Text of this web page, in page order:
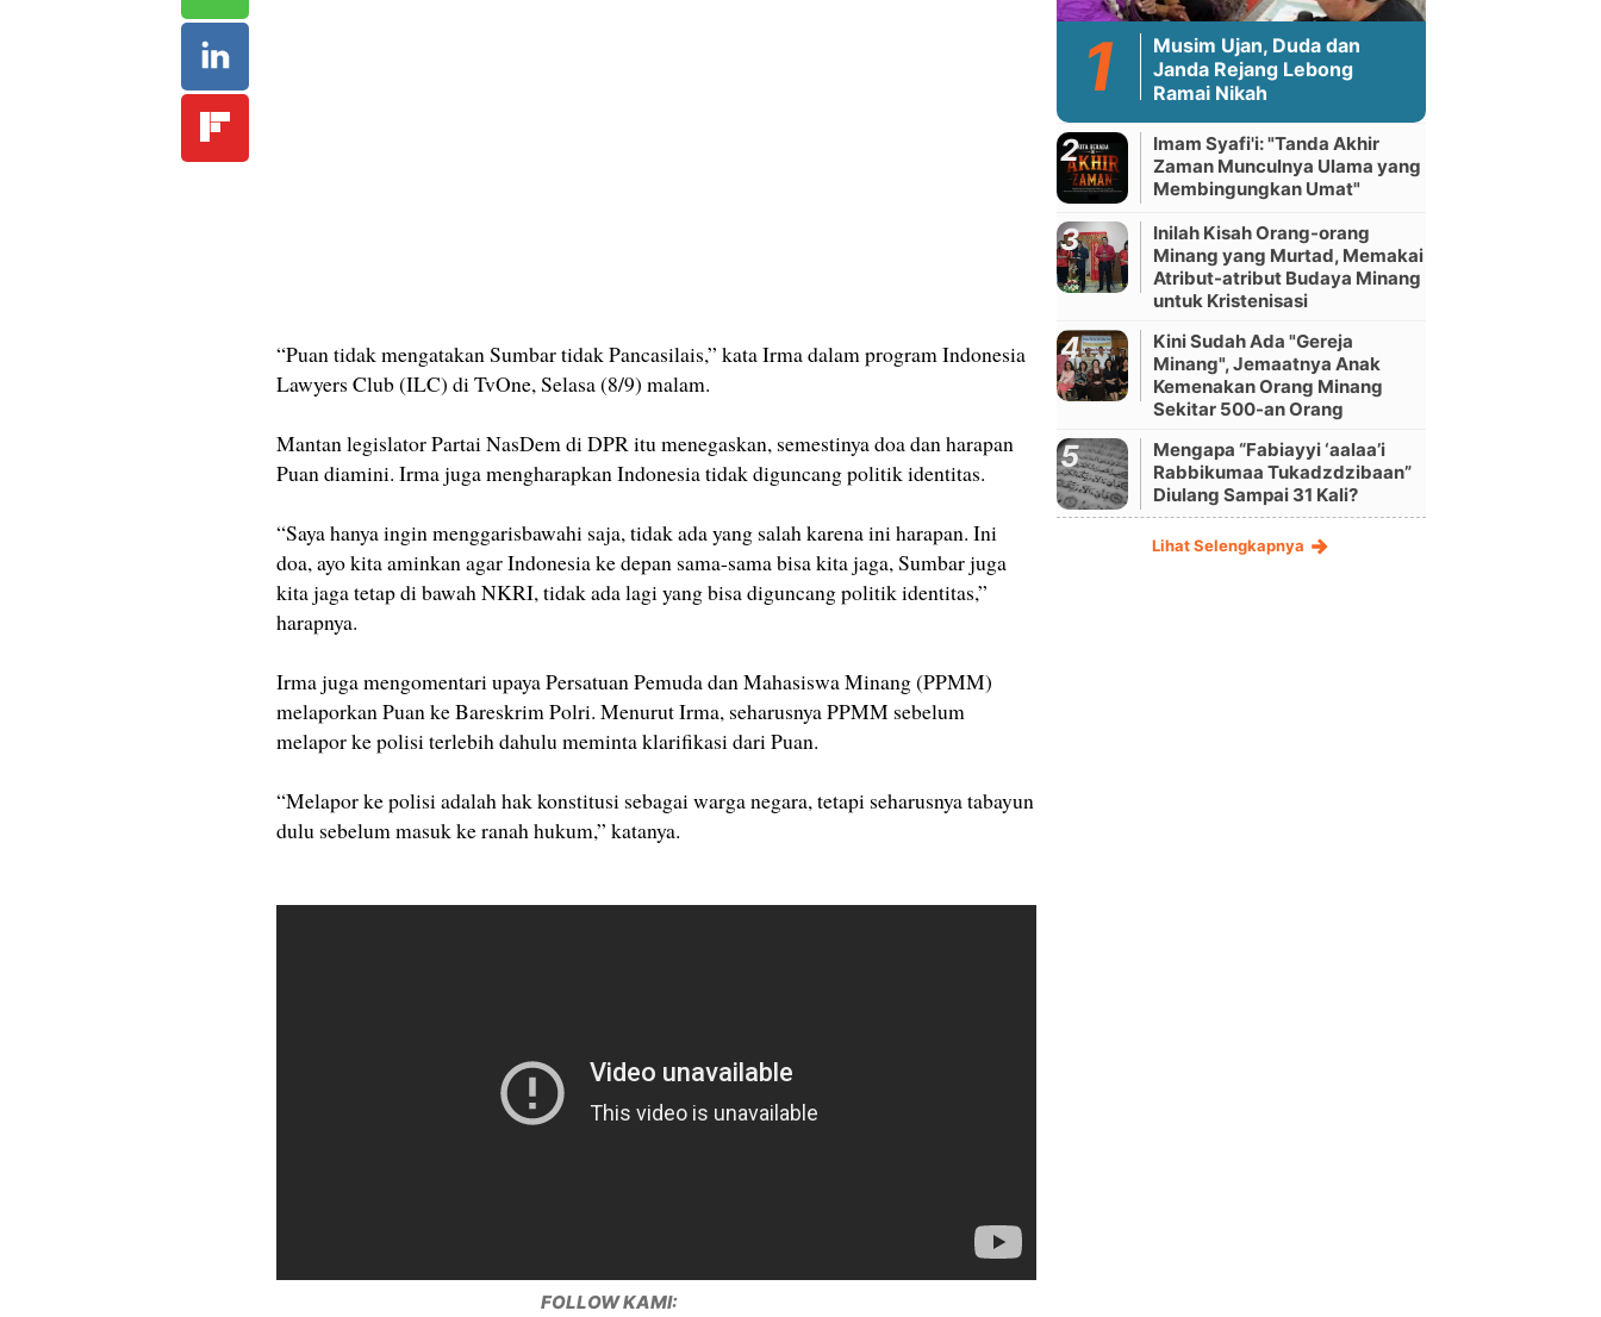
“Puan tidak mengatakan Sumbar tidak Pancasilais,” kata Irma dalam program Indonesia
Lawyers Club (ILC) di TvOne, Selasa (8/9) malam.
Mantan legislator Partai NasDem di DPR itu menegaskan, semestinya doa dan harapan
Puan diamini. Irma juga mengharapkan Indonesia tidak diguncang politik identitas.
“Saya hanya ingin menggarisbawahi saja, tidak ada yang salah karena ini harapan. Ini
doa, ayo kita aminkan agar Indonesia ke depan sama-sama bisa kita jaga, Sumbar juga
kita jaga tetap di bawah NKRI, tidak ada lagi yang bisa diguncang politik identitas,”
harapnya.
Irma juga mengomentari upaya Persatuan Pemuda dan Mahasiswa Minang (PPMM)
melaporkan Puan ke Bareskrim Polri. Menurut Irma, seharusnya PPMM sebelum
melapor ke polisi terlebih dahulu meminta klarifikasi dari Puan.
“Melapor ke polisi adalah hak konstitusi sebagai warga negara, tetapi seharusnya tabayun
dulu sebelum masuk ke ranah hukum,” katanya.
FOLLOW KAMI:
Musim Ujan, Duda dan
Janda Rejang Lebong
Ramai Nikah
Imam Syafi'i: "Tanda Akhir
Zaman Munculnya Ulama yang
Membingungkan Umat"
Inilah Kisah Orang-orang
Minang yang Murtad, Memakai
Atribut-atribut Budaya Minang
untuk Kristenisasi
Kini Sudah Ada "Gereja
Minang", Jemaatnya Anak
Kemenakan Orang Minang
Sekitar 500-an Orang
Mengapa “Fabiayyi ‘aalaa’i
Rabbikumaa Tukadzdzibaan”
Diulang Sampai 31 Kali?
Lihat Selengkapnya